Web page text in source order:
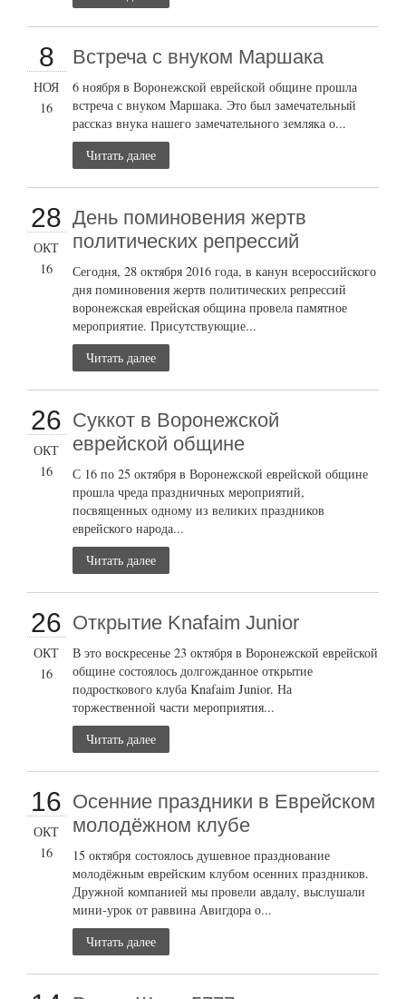
8
НОЯ
16
Встреча с внуком Маршака
6 ноября в Воронежской еврейской общине прошла
встреча с внуком Маршака. Это был замечательный
рассказ внука нашего замечательного земляка о...
Читать далее
28
ОКТ
16
День поминовения жертв
политических репрессий
Сегодня, 28 октября 2016 года, в канун всероссийского
дня поминовения жертв политических репрессий
воронежская еврейская община провела памятное
мероприятие. Присутствующие...
Читать далее
26
ОКТ
16
Суккот в Воронежской
еврейской общине
С 16 по 25 октября в Воронежской еврейской общине
прошла чреда праздничных мероприятий,
посвященных одному из великих праздников
еврейского народа...
Читать далее
26
ОКТ
16
Открытие Knafaim Junior
В это воскресенье 23 октября в Воронежской еврейской
общине состоялось долгожданное открытие
подросткового клуба Knafaim Junior. На
торжественной части мероприятия...
Читать далее
16
ОКТ
16
Осенние праздники в Еврейском
молодёжном клубе
15 октября состоялось душевное празднование
молодёжным еврейским клубом осенних праздников.
Дружной компанией мы провели авдалу, выслушали
мини-урок от раввина Авигдора о...
Читать далее